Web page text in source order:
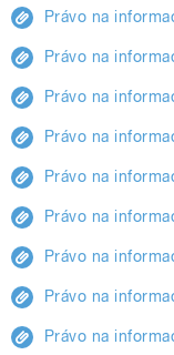
Právo na
Právo na
Právo na
Právo na
Právo na
Právo na
Právo na
Právo na
Právo na